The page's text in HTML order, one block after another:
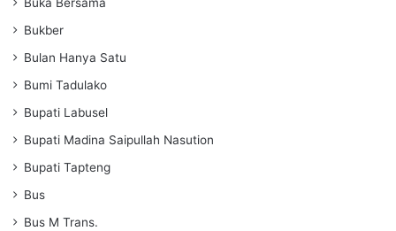
Bukber
Bulan Hanya Satu
Bumi Tadulako
Bupati Labusel
Bupati Madina Saipullah Nasution
Bupati Tapteng
Bus
Bus M Trans.